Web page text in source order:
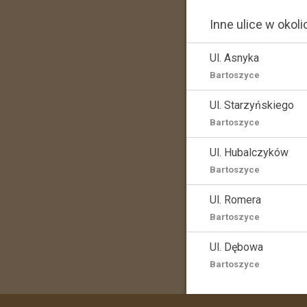
Inne ulice w
Ul. Asnyka
Bartoszyce
Ul. Starzyńskiego
Bartoszyce
Ul. Hubalczyków
Bartoszyce
Ul. Romera
Bartoszyce
Ul. Dębowa
Bartoszyce